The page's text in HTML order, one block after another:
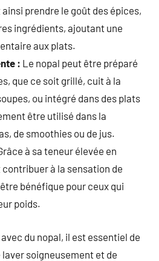
prendre le goût des épices,
ingrédients, ajoutant une
aux plats.
: Le nopal peut être préparé
que ce soit grillé, cuit à la
ou intégré dans des plats
être utilisé dans la
de smoothies ou de jus.
à sa teneur élevée en
à la sensation de
bénéfique pour ceux qui
poids.
du nopal, il est essentiel de
soigneusement et de